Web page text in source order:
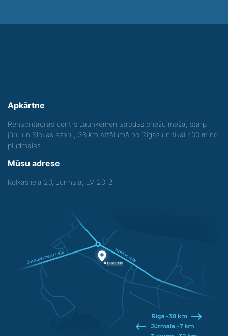
Apkārtne
Rehabilitācijas centrs Jaunķemeri atrodas priežu mežā, starp
jūru un Slokas ezeru, 38 km attālumā no Rīgas un tikai 400 m no
pludmales.
Mūsu adrese
Kolkas iela 20, Jūrmala, LV-2012